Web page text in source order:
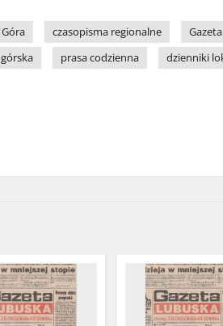
czasopisma regionalne
prasa codzienna dzienniki